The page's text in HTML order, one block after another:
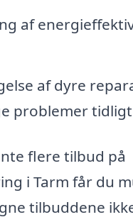
af
af dyre
problemer tidligt
flere tilbud på
i Tarm får du
tilbuddene